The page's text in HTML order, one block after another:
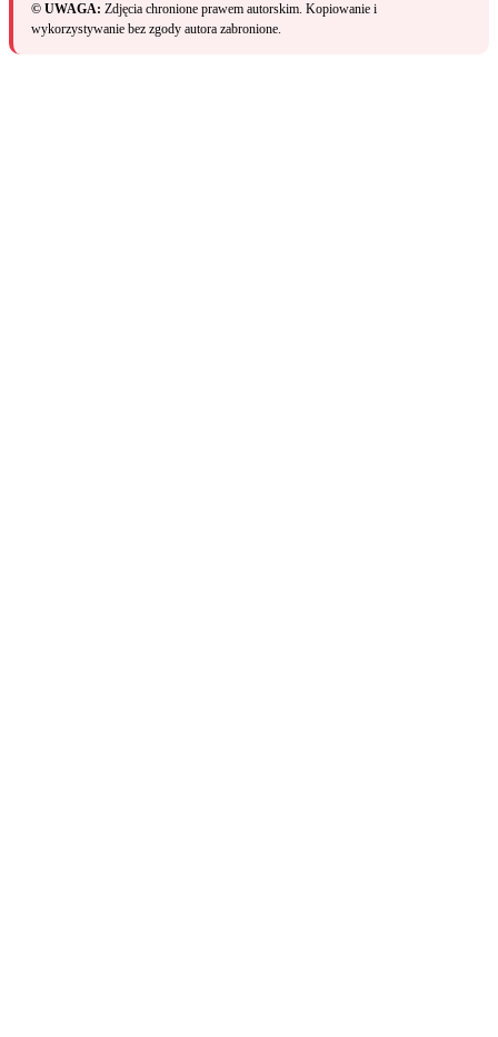
© UWAGA: Zdjęcia chronione prawem autorskim. Kopiowanie i
wykorzystywanie bez zgody autora zabronione.